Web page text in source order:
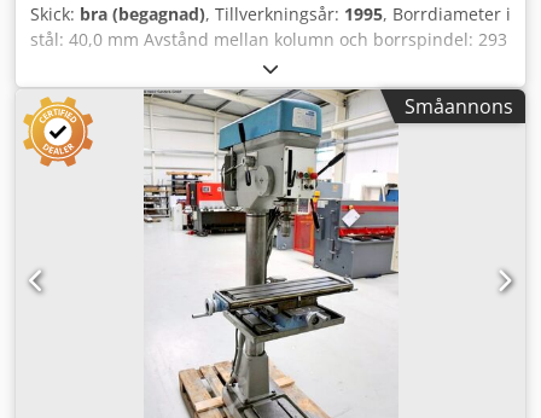
Skick: bra (begagnad), Tillverkningsår: 1995, Borrdiameter i
stål: 40,0 mm Avstånd mellan kolumn och borrspindel: 293
mm Borrvandring: 140 mm Morsekon: MK 3, kort spindel
Bord: 420 x 350 mm Varvtal: 160–2250 varv/min Codpfx
Aozl E Uujd Seha Kolumndiameter: 115 mm Avstånd
mellan kolumn och borrspindel: 293 mm Avstånd mellan
spindel och bord, min: 117 mm, max: 701 mm T-spår: 2 x
14 x 224 Total effektbehov: 1,45 / 1,90 kW Vikt: 370 kg
Utrymmesbehov: ca 1200 x 800 x 1840 mm Aktuellt nypris:
~12 500 euro Specialpris på förfrågan Utrustning: - Robust
pelarborrmaskin (kilrem) - Steglös varvtalsreglering -
Varvtalsomkopplingsbar drivmotor - Höjdjusterbart
arbetsbord * med 2 T-spår - Höger-/vänstergång för
borrspindeln (omkopplare) - Huvudströmbrytare med
motorskyddsbrytare - Tryckknapp (med låsning) för
nödstopp - Bruksanvisning (PDF)
Småannons